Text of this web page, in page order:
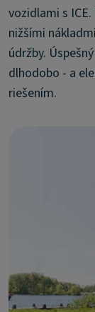
vozidlami s
nižšími
údržby.
dlhodobo - a
riešením.